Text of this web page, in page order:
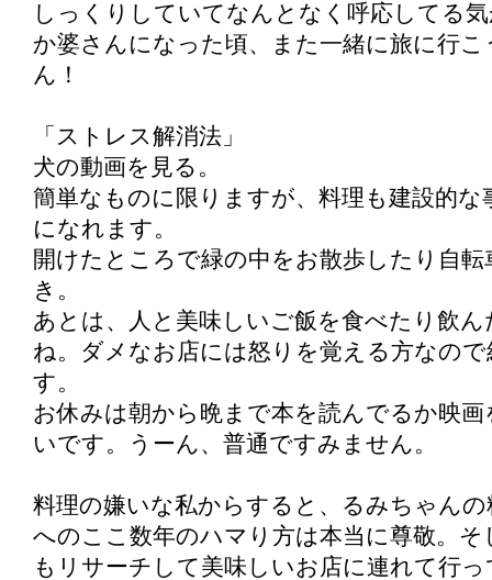
しっくりしていてなんとなく呼応してる
か婆さんになった頃、また一緒に旅に行
ん！
「ストレス解消法」
犬の動画を見る。
簡単なものに限りますが、料理も建設的な
になれます。
開けたところで緑の中をお散歩したり自
き。
あとは、人と美味しいご飯を食べたり飲
ね。ダメなお店には怒りを覚える方なの
す。
お休みは朝から晩まで本を読んでるか映
いです。うーん、普通ですみません。
料理の嫌いな私からすると、るみちゃんの
へのここ数年のハマり方は本当に尊敬。そ
もリサーチして美味しいお店に連れて行